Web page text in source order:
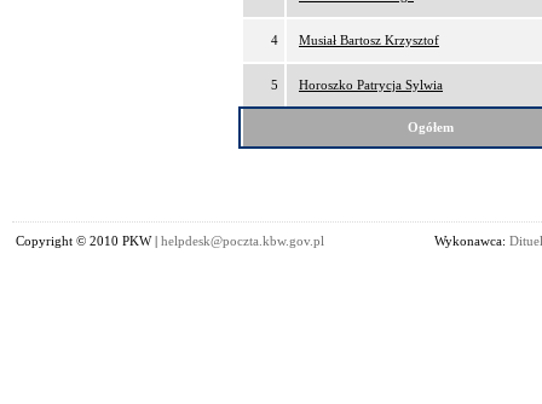
4 Musiał Bartosz Krzysztof
5 Horoszko Patrycja Sylwia
Ogółem
Copyright © 2010 PKW | helpdesk@poczta.kbw.gov.pl Wykonawca: